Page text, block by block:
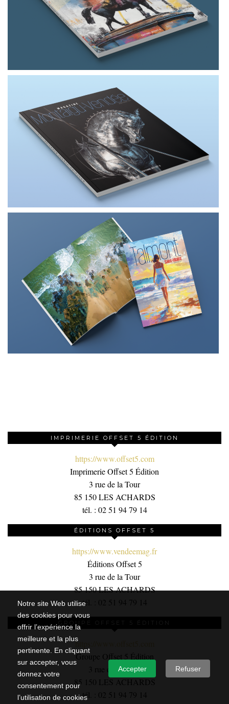
Notre site Web utilise
des cookies pour vous
offrir l’expérience la
meilleure et la plus
pertinente. En cliquant
sur accepter, vous
donnez votre
consentement pour
l’utilisation de cookies
Accepter Refuser
IMPRIMERIE OFFSET 5 ÉDITION
https://www.offset5.com
Imprimerie Offset 5 Édition
3 rue de la Tour
85 150 LES ACHARDS
tél. : 02 51 94 79 14
ÉDITIONS OFFSET 5
https://www.vendeemag.fr
Éditions Offset 5
3 rue de la Tour
85 150 LES ACHARDS
tél. : 02 51 94 79 14
GROUPE OFFSET 5 ÉDITION
https://www.offset5.com
Groupe Offset 5 Édition
3 rue de la Tour,
85 150 LES ACHARDS
tél. : 02 51 94 79 14